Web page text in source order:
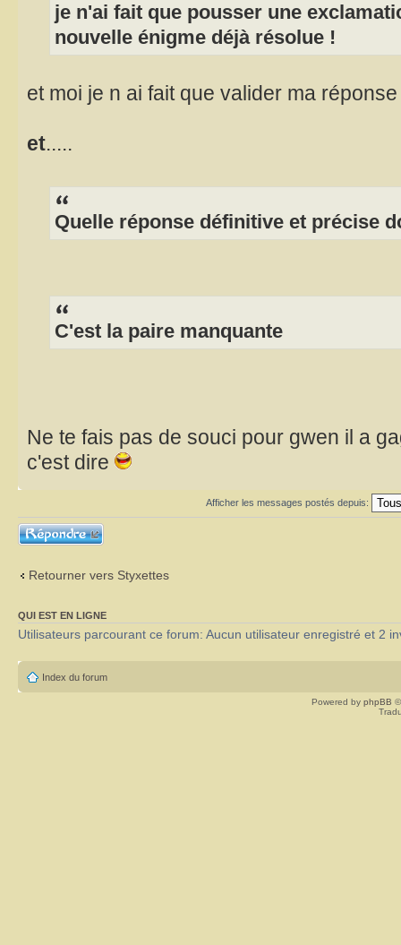
je n'ai fait que pousser une
nouvelle énigme déjà résolue !
et moi je n ai fait que valider ma
et.....
Quelle réponse définitive et précise
C'est la paire manquante
Ne te fais pas de souci pour gwen il a
c'est dire
Afficher les messages postés depuis:
Répondre
Retourner vers Styxettes
QUI EST EN LIGNE
Utilisateurs parcourant ce forum: Aucun utilisateur enregistré et 2
Index du forum
Powered by phpBB